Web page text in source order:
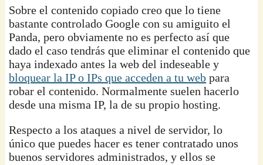
Sobre el contenido copiado creo que lo tiene
bastante controlado Google con su amiguito el
Panda, pero obviamente no es perfecto así que
dado el caso tendrás que eliminar el contenido que
haya indexado antes la web del indeseable y
bloquear la IP o IPs que acceden a tu web para
robar el contenido. Normalmente suelen hacerlo
desde una misma IP, la de su propio hosting.
Respecto a los ataques a nivel de servidor, lo
único que puedes hacer es tener contratado unos
buenos servidores administrados, y ellos se